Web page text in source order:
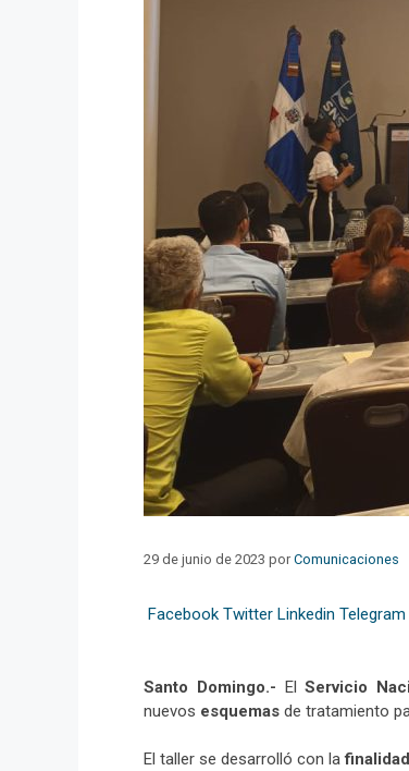
29 de junio de 2023 por Comunicaciones
Facebook Twitter Linkedin Telegram
Santo Domingo.- El Servicio
nuevos esquemas de tratamiento
El taller se desarrolló con lafinalidad